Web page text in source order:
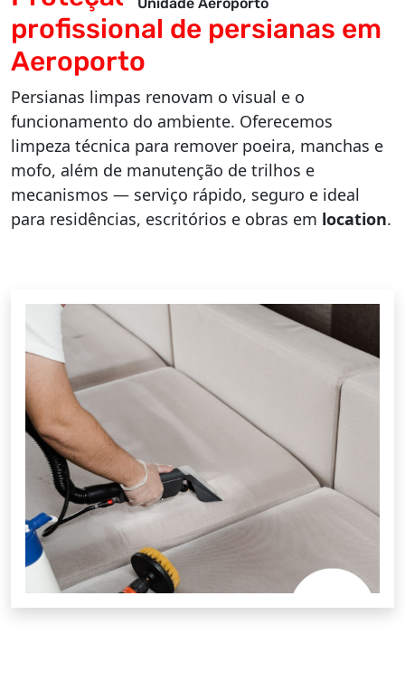
profissional de persianas em
Aeroporto
Persianas limpas renovam o visual e o
funcionamento do ambiente. Oferecemos
limpeza técnica para remover poeira, manchas e
mofo, além de manutenção de trilhos e
mecanismos — serviço rápido, seguro e ideal
para residências, escritórios e obras em location.